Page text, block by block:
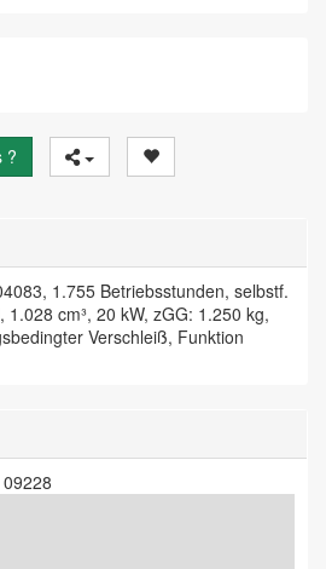
?
1.755 Betriebsstunden, selbstf.
cm³, 20 kW, zGG: 1.250 kg,
Verschleiß, Funktion